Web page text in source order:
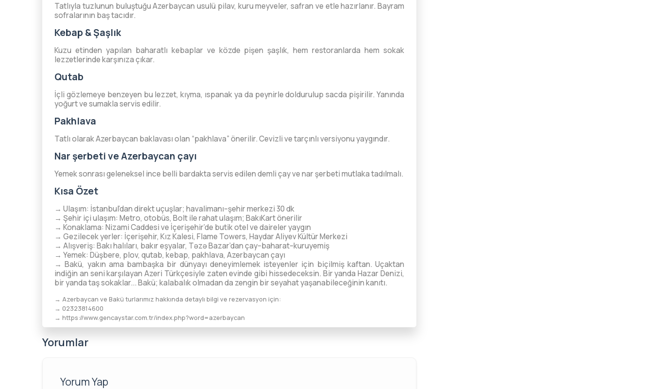
Tatlıyla tuzlunun buluştuğu Azerbaycan usulü pilav, kuru meyveler, safran ve etle hazırlanır. Bayram
sofralarının baş tacıdır.
Kebap & Şaşlık
Kuzu etinden yapılan baharatlı kebaplar ve közde pişen şaşlık, hem restoranlarda hem sokak
lezzetlerinde karşınıza çıkar.
Qutab
İçli gözlemeye benzeyen bu lezzet, kıyma, ıspanak ya da peynirle doldurulup sacda pişirilir. Yanında
yoğurt ve sumakla servis edilir.
Pakhlava
Tatlı olarak Azerbaycan baklavası olan “pakhlava” önerilir. Cevizli ve tarçınlı versiyonu yaygındır.
Nar şerbeti ve Azerbaycan çayı
Yemek sonrası geleneksel ince belli bardakta servis edilen demli çay ve nar şerbeti mutlaka tadılmalı.
Kısa Özet
→ Ulaşım: İstanbul’dan direkt uçuşlar; havalimanı–şehir merkezi 30 dk
→ Şehir içi ulaşım: Metro, otobüs, Bolt ile rahat ulaşım; BakıKart önerilir
→ Konaklama: Nizami Caddesi ve İçerişehir’de butik otel ve daireler yaygın
→ Gezilecek yerler: İçerişehir, Kız Kalesi, Flame Towers, Haydar Aliyev Kültür Merkezi
→ Alışveriş: Bakı halıları, bakır eşyalar, Təzə Bazar’dan çay–baharat–kuruyemiş
→ Yemek: Düşbere, plov, qutab, kebap, pakhlava, Azerbaycan çayı
→ Bakü, yakın ama bambaşka bir dünyayı deneyimlemek isteyenler için biçilmiş kaftan. Uçaktan
indiğin an seni karşılayan Azeri Türkçesiyle zaten evinde gibi hissedeceksin. Bir yanda Hazar Denizi,
bir yanda taş sokaklar... Bakü; kalabalık olmadan da zengin bir seyahat yaşanabileceğinin kanıtı.
→ Azerbaycan ve Bakü turlarımız hakkında detaylı bilgi ve rezervasyon için:
→ 02323814600
→ https://www.gencaystar.com.tr/index.php?word=azerbaycan
Yorumlar
Yorum Yap